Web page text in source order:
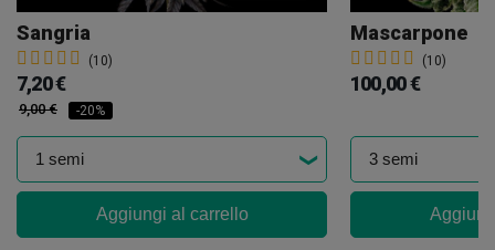
Sangria
(10)
7,20 €
9,00 € -20%
Aggiungi al carrello
Mascarpone
(10)
100,00 €